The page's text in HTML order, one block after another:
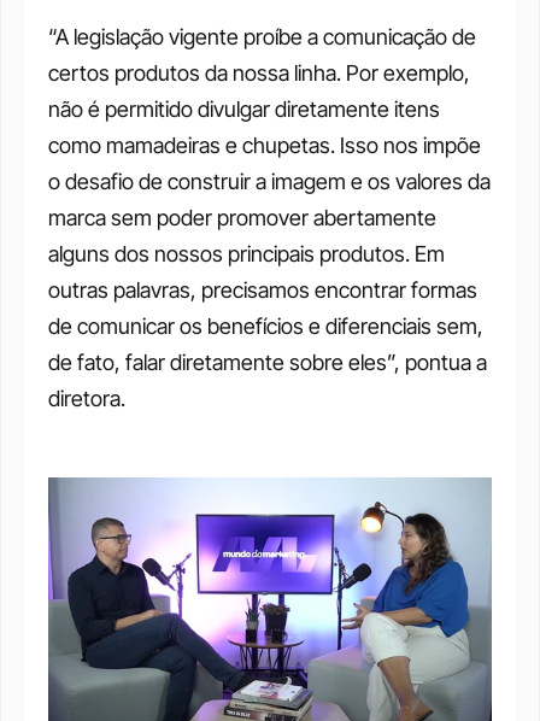
“A legislação vigente proíbe a comunicação de
certos produtos da nossa linha. Por exemplo,
não é permitido divulgar diretamente itens
como mamadeiras e chupetas. Isso nos impõe
o desafio de construir a imagem e os valores da
marca sem poder promover abertamente
alguns dos nossos principais produtos. Em
outras palavras, precisamos encontrar formas
de comunicar os benefícios e diferenciais sem,
de fato, falar diretamente sobre eles”, pontua a
diretora.